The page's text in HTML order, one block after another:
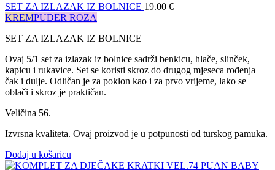
SET ZA IZLAZAK IZ BOLNICE 19.00 €
KREMPUDER ROZA
SET ZA IZLAZAK IZ BOLNICE
Ovaj 5/1 set za izlazak iz bolnice sadrži benkicu, hlače, slinček,
kapicu i rukavice. Set se koristi skroz do drugog mjeseca rođenja
čak i dulje. Odličan je za poklon kao i za prvo vrijeme, lako se
oblači i skroz je praktičan.
Veličina 56.
Izvrsna kvaliteta. Ovaj proizvod je u potpunosti od turskog pamuka.
Dodaj u košaricu